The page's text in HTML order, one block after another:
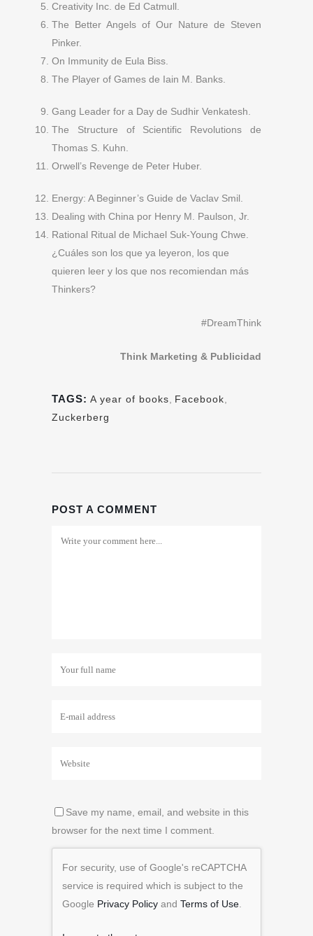
Creativity Inc. de Ed Catmull.
The Better Angels of Our Nature de Steven
Pinker.
On Immunity de Eula Biss.
The Player of Games de Iain M. Banks.
Gang Leader for a Day de Sudhir Venkatesh.
The Structure of Scientific Revolutions de
Thomas S. Kuhn.
Orwell’s Revenge de Peter Huber.
Energy: A Beginner’s Guide de Vaclav Smil.
Dealing with China por Henry M. Paulson, Jr.
Rational Ritual de Michael Suk-Young Chwe.
¿Cuáles son los que ya leyeron, los que
quieren leer y los que nos recomiendan más
Thinkers?
#DreamThink
Think Marketing & Publicidad
TAGS: A year of books Facebook
Zuckerberg
POST A COMMENT
Save my name, email, and website in this
browser for the next time I comment.
For security, use of Google's reCAPTCHA
service is required which is subject to the
Google Privacy Policy and Terms of Use